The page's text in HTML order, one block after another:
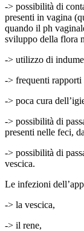
-> possibilità di
presenti in vagina
quando il ph
sviluppo della flora
-> utilizzo di
-> frequenti rapporti
-> poca cura
-> possibilità di
presenti nelle feci,
-> possibilità di
vescica.
Le infezioni
-> la vescica,
-> il rene,